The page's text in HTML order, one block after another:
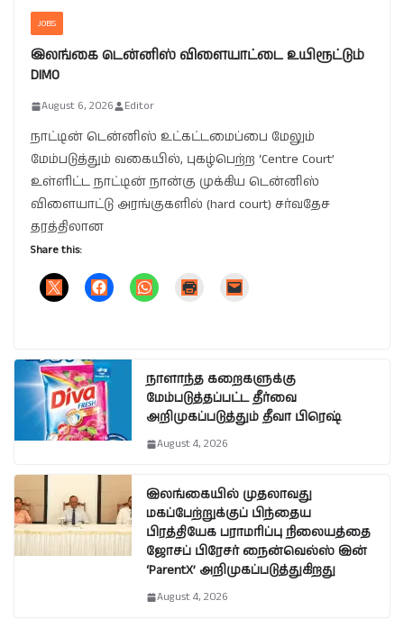
JOBS
இலங்கை டென்னிஸ் விளையாட்டை உயிரூட்டும்
DIMO
August 6, 2026 Editor
நாட்டின் டென்னிஸ் உட்கட்டமைப்பை மேலும்
மேம்படுத்தும் வகையில், புகழ்பெற்ற ‘Centre Court’
உள்ளிட்ட நாட்டின் நான்கு முக்கிய டென்னிஸ்
விளையாட்டு அரங்குகளில் (hard court) சர்வதேச
தரத்திலான
Share this:
நாளாந்த கறைகளுக்கு
மேம்படுத்தப்பட்ட தீர்வை
அறிமுகப்படுத்தும் தீவா பிரெஷ்
August 4, 2026
இலங்கையில் முதலாவது
மகப்பேற்றுக்குப் பிந்தைய
பிரத்தியேக பராமரிப்பு நிலையத்தை
ஜோசப் பிரேசர் நைன்வெல்ஸ் இன்
‘ParentX’ அறிமுகப்படுத்துகிறது
August 4, 2026